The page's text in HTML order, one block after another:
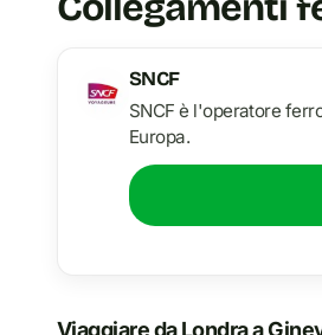
SNCF
SNCF è l'operatore
Europa.
Viaggiare da Londra a